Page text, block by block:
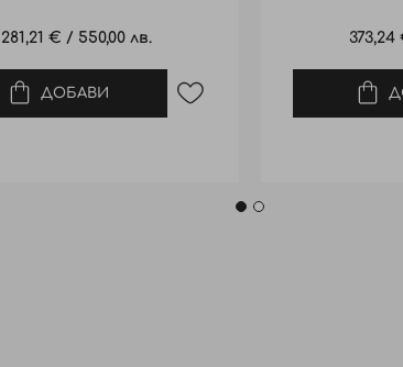
281,21 € / 550,00 лв.
ДОБАВИ
373,24